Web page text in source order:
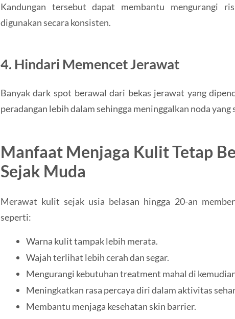
Kandungan tersebut dapat membantu mengurangi
digunakan secara konsisten.
4. Hindari Memencet Jerawat
Banyak dark spot berawal dari bekas jerawat yang
peradangan lebih dalam sehingga meninggalkan noda yang
Manfaat Menjaga Kulit Tetap
Sejak Muda
Merawat kulit sejak usia belasan hingga 20-an
seperti:
Warna kulit tampak lebih merata.
Wajah terlihat lebih cerah dan segar.
Mengurangi kebutuhan treatment mahal di
Meningkatkan rasa percaya diri dalam aktivitas
Membantu menjaga kesehatan skin barrier.